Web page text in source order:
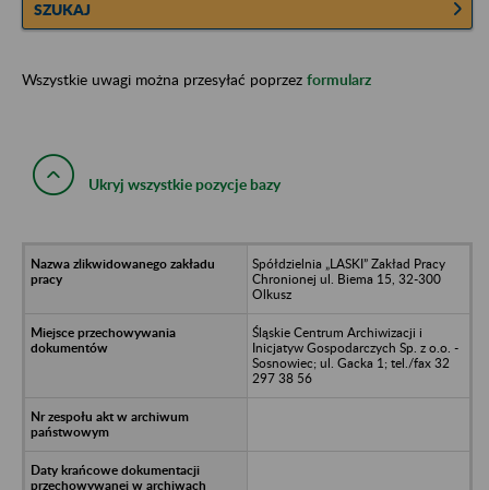
SZUKAJ
Wszystkie uwagi można przesyłać poprzez formularz
Ukryj wszystkie pozycje bazy
Spółdzielnia „LASKI” Zakład Pracy
Chronionej ul. Biema 15, 32-300
Olkusz
Śląskie Centrum Archiwizacji i
Inicjatyw Gospodarczych Sp. z o.o. -
Sosnowiec; ul. Gacka 1; tel./fax 32
297 38 56